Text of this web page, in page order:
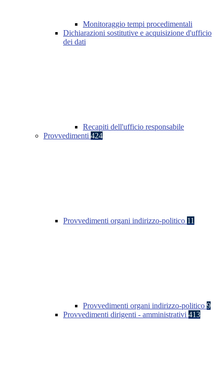
Monitoraggio tempi procedimentali
Dichiarazioni sostitutive e acquisizione d'ufficio
dei dati
Recapiti dell'ufficio responsabile
Provvedimenti 424
Provvedimenti organi indirizzo-politico 11
Provvedimenti organi indirizzo-politico 9
Provvedimenti dirigenti - amministrativi 413